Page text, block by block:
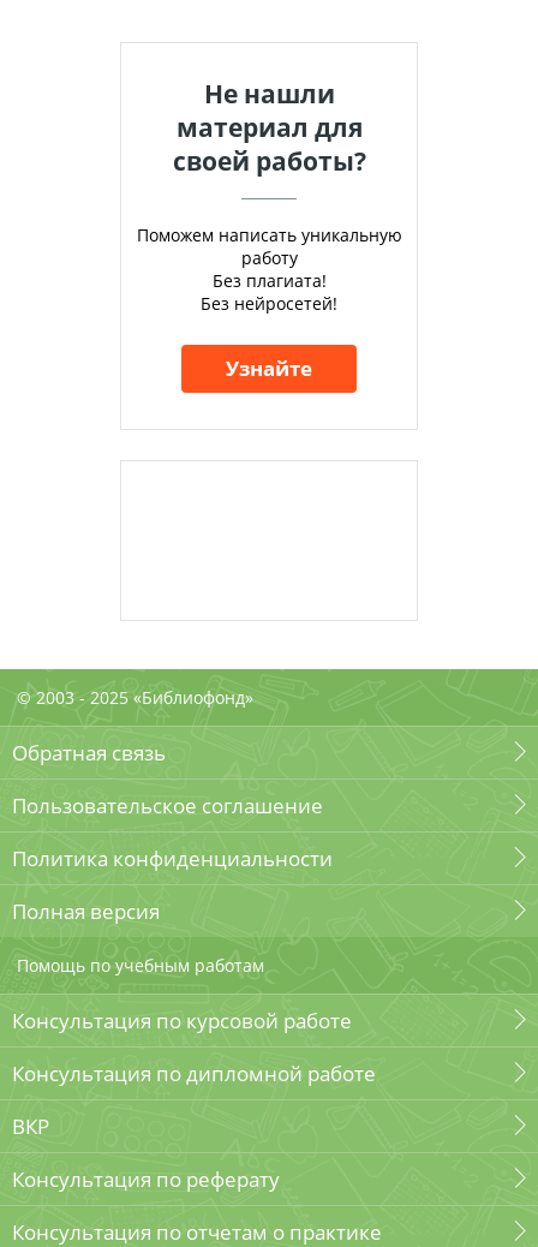
Не нашли
материал для
своей работы?
Поможем написать уникальную
работу
Без плагиата!
Без нейросетей!
Узнайте
© 2003 - 2025 «Библиофонд»
Обратная связь
Пользовательское соглашение
Политика конфиденциальности
Полная версия
Помощь по учебным работам
Консультация по курсовой работе
Консультация по дипломной работе
ВКР
Консультация по реферату
Консультация по отчетам о практике